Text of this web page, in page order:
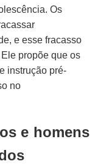
Os
e esse fracasso
propõe que os
instrução pré-
no
e homens